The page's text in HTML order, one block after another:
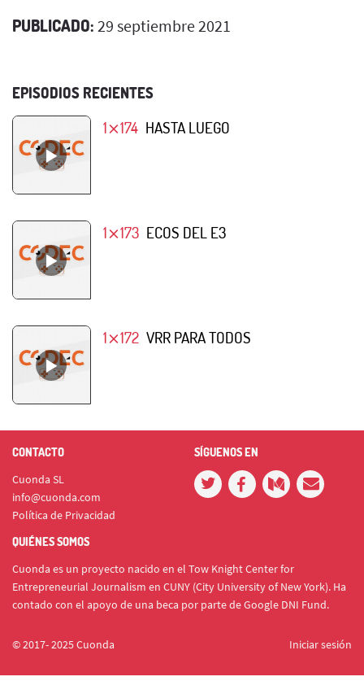
PUBLICADO: 29 septiembre 2021
EPISODIOS RECIENTES
1⨯174 HASTA LUEGO
1⨯173 ECOS DEL E3
1⨯172 VRR PARA TODOS
CONTACTO
Cuonda SL
info@cuonda.com
Política de Privacidad
SÍGUENOS EN
QUIÉNES SOMOS
Cuonda es un proyecto nacido en el Tow Knight Center for
Entrepreneurial Journalism en CUNY (City University of New York). Ha
contado con el apoyo de una beca por parte de Google DNI Fund.
© 2017- 2025 Cuonda Iniciar sesión